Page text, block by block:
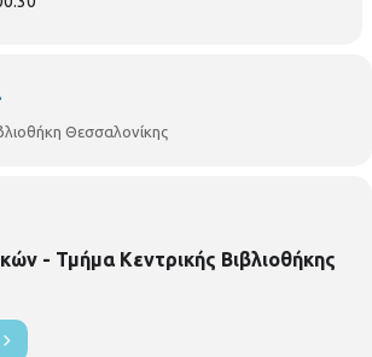
Με προεγγραφή .
Θεσσαλονίκης
- Τμήμα Κεντρικής Βιβλιοθήκης